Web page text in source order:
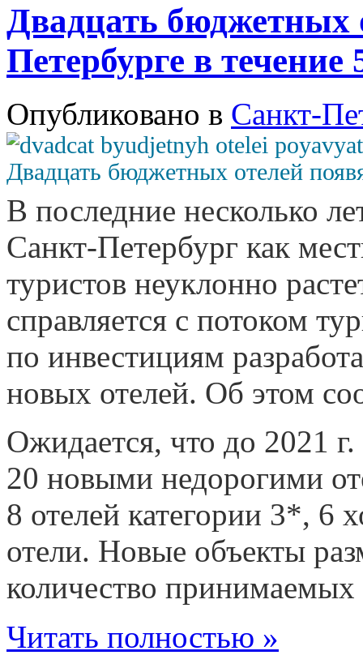
Двадцать бюджетных
Петербурге в течение
Опубликовано в Санкт-
В последние несколько
Санкт-Петербург как
туристов неуклонно
справляется с потоком
по инвестициям
новых отелей. Об этом
Ожидается, что до 2021
20 новыми недорогими
8 отелей категории 3*, 6
отели. Новые объекты
количество
Читать полностью »